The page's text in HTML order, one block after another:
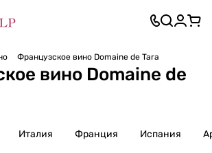
Французское вино Domaine de Tara
вино Domaine de
Италия Франция Испания